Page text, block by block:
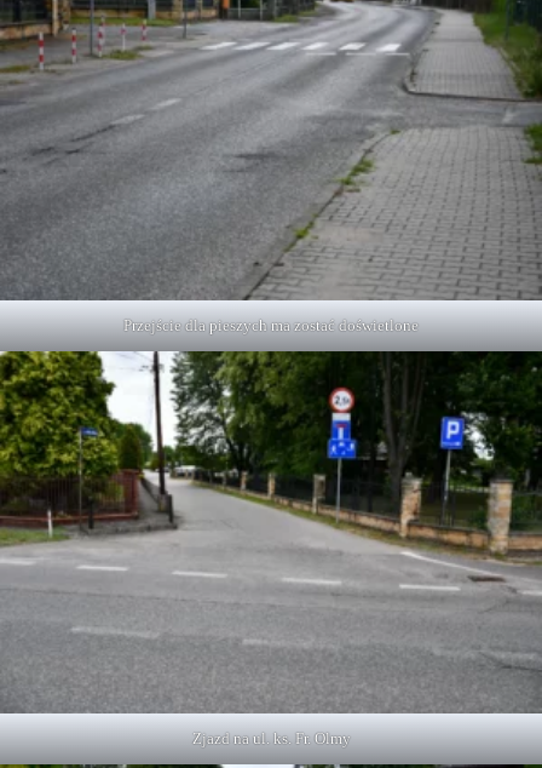
Przejście dla pieszych ma zostać doświetlone
Zjazd na ul. ks. Fr. Olmy